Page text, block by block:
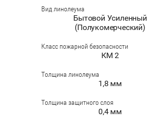
Вид линолеума
Бытовой Усиленный
(Полукомерческий)
Класс пожарной безопасности
КМ 2
Толщина линолеума
1,8 мм
Толщина защитного слоя
0,4 мм